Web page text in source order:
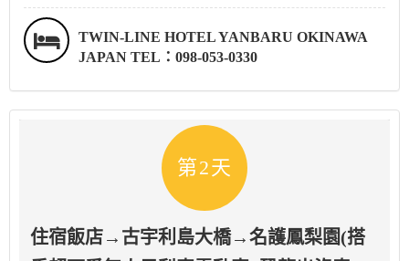
TWIN-LINE HOTEL YANBARU OKINAWA
JAPAN TEL：098-053-0330
第2天
住宿飯店→古宇利島大橋→名護鳳梨園(搭